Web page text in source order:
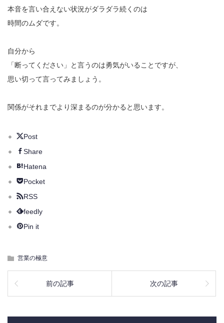
本音を言い合えない状況がダラダラ続くのは
時間のムダです。
自分から
「断ってください」と言うのは勇気がいることですが、
思い切って言ってみましょう。
関係がそれまでより深まるのが分かると思います。
Post
Share
Hatena
Pocket
RSS
feedly
Pin it
営業の極意
前の記事 次の記事